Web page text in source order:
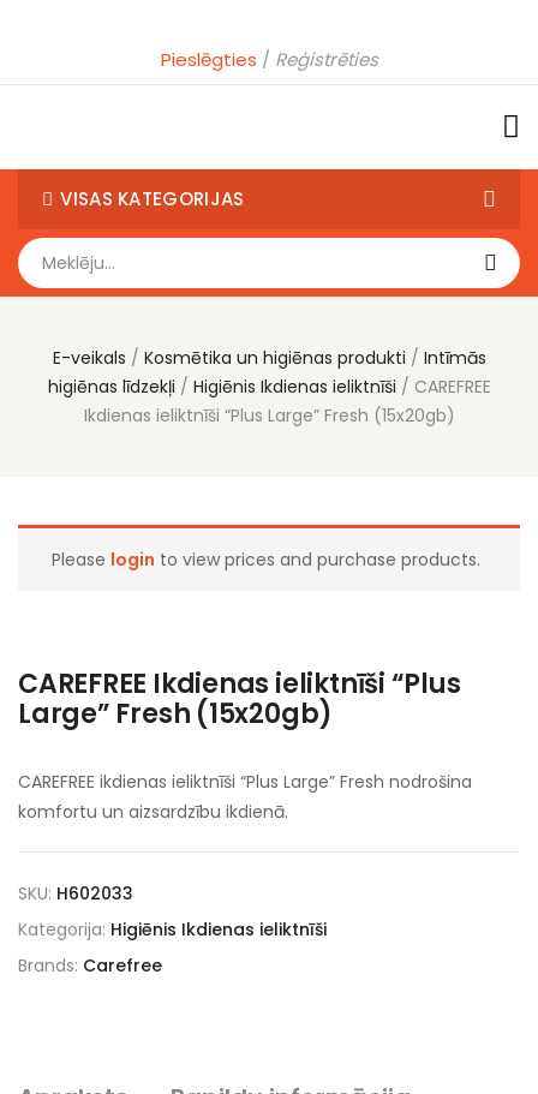
Pieslēgties Reģistrēties
VISAS KATEGORIJAS
E-veikals Kosmētika un higiēnas produkti
Intīmās
higiēnas līdzekļi
Higiēnis Ikdienas ieliktnīši
CAREFREE
Ikdienas ieliktnīši “Plus Large” Fresh (15x20gb)
Please login to view prices and purchase products.
CAREFREE Ikdienas ieliktnīši “Plus
Large” Fresh (15x20gb)
CAREFREE ikdienas ieliktnīši “Plus Large” Fresh nodrošina
komfortu un aizsardzību ikdienā.
SKU: H602033
Kategorija: Higiēnis Ikdienas ieliktnīši
Brands: Carefree